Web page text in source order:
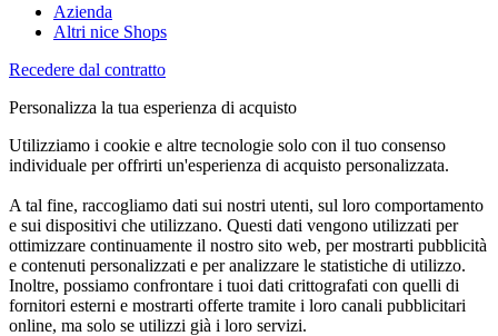
Azienda
Altri nice Shops
Recedere dal contratto
Personalizza la tua esperienza di acquisto
Utilizziamo i cookie e altre tecnologie solo con il tuo consenso
individuale per offrirti un'esperienza di acquisto personalizzata.
A tal fine, raccogliamo dati sui nostri utenti, sul loro comportamento
e sui dispositivi che utilizzano. Questi dati vengono utilizzati per
ottimizzare continuamente il nostro sito web, per mostrarti pubblicità
e contenuti personalizzati e per analizzare le statistiche di utilizzo.
Inoltre, possiamo confrontare i tuoi dati crittografati con quelli di
fornitori esterni e mostrarti offerte tramite i loro canali pubblicitari
online, ma solo se utilizzi già i loro servizi.